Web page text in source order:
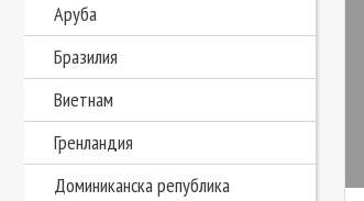
Аруба
Бразилия
Виетнам
Гренландия
Доминиканска република